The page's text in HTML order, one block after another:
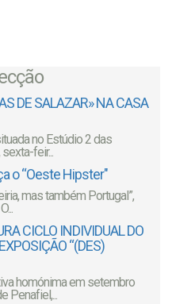
DE SALAZAR» NA CASA
no Estúdio 2 das
feir...
o “Oeste Hipster"
mas também Portugal”,
CICLO INDIVIDUAL DO
“(DES)
homónima em setembro
Penafiel,...